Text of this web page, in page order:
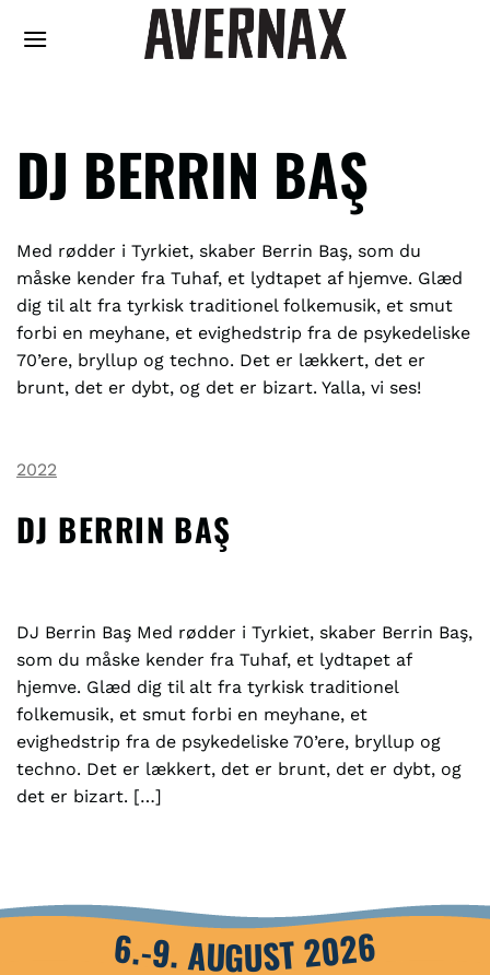
DJ BERRIN BAŞ
Med rødder i Tyrkiet, skaber Berrin Baş, som du
måske kender fra Tuhaf, et lydtapet af hjemve. Glæd
dig til alt fra tyrkisk traditionel folkemusik, et smut
forbi en meyhane, et evighedstrip fra de psykedeliske
70’ere, bryllup og techno. Det er lækkert, det er
brunt, det er dybt, og det er bizart. Yalla, vi ses!
2022
DJ BERRIN BAŞ
DJ Berrin Baş Med rødder i Tyrkiet, skaber Berrin Baş,
som du måske kender fra Tuhaf, et lydtapet af
hjemve. Glæd dig til alt fra tyrkisk traditionel
folkemusik, et smut forbi en meyhane, et
evighedstrip fra de psykedeliske 70’ere, bryllup og
techno. Det er lækkert, det er brunt, det er dybt, og
det er bizart. […]
6.-9. AUGUST 2026